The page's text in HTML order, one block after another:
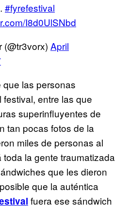
#fyrefestival
I8d0UlSNbd
April
las personas
entre las que
superinfluyentes de
tan pocas fotos de la
miles de personas al
la gente traumatizada
que les dieron
que la auténtica
fuera ese sándwich